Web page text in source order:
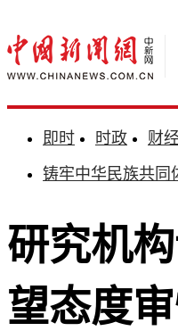
即时 时政 财
铸牢中华民族共同
研究机
望态度